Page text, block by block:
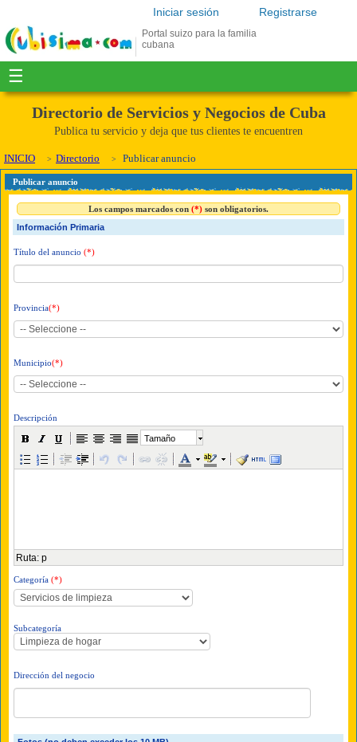
Registrarse
Iniciar sesión
Portal suizo para la familia
cubana
☰
Directorio de Servicios y Negocios de Cuba
Publica tu servicio y deja que tus clientes te encuentren
INICIO Directorio Publicar anuncio
Publicar anuncio
Los campos marcados con (*) son obligatorios.
Información Primaria
Título del anuncio (*)
Provincia(*)
Municipio(*)
Descripción
Tamaño
Ruta: p
Categoría (*)
Subcategoría
Dirección del negocio